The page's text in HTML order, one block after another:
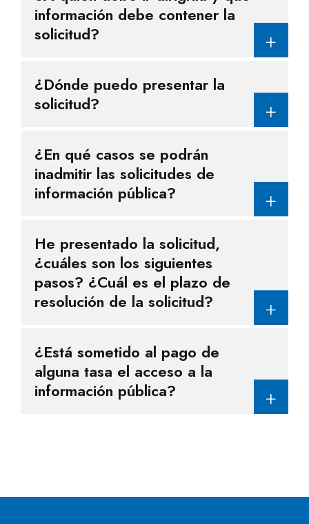
información debe contener la
solicitud?
¿Dónde puedo presentar la
solicitud?
¿En qué casos se podrán
inadmitir las solicitudes de
información pública?
He presentado la solicitud,
¿cuáles son los siguientes
pasos? ¿Cuál es el plazo de
resolución de la solicitud?
¿Está sometido al pago de
alguna tasa el acceso a la
información pública?